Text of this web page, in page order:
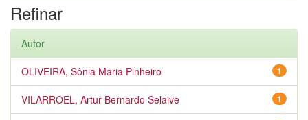
Refinar
Autor
1
OLIVEIRA, Sônia Maria Pinheiro
1
VILARROEL, Artur Bernardo Selaive